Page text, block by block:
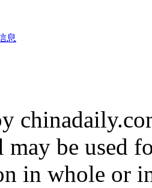
息
may be used
in whole or